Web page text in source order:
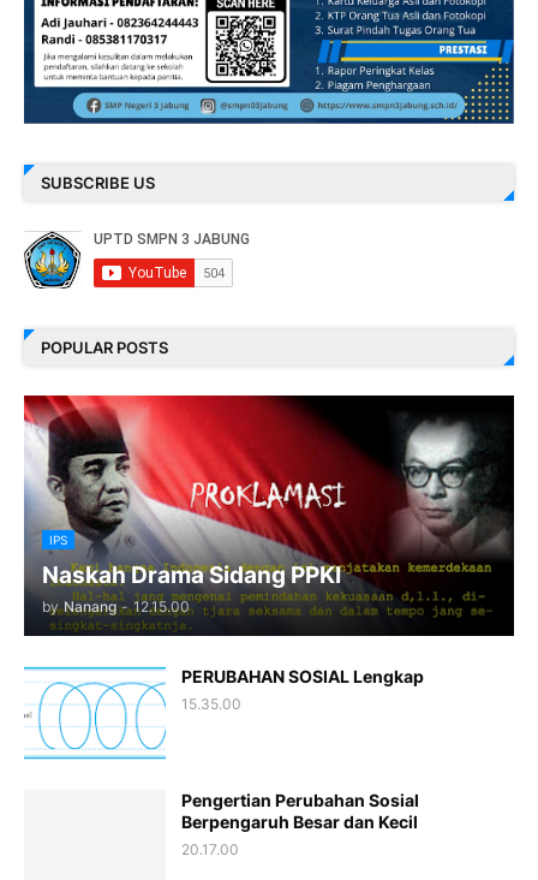
SUBSCRIBE US
POPULAR POSTS
IPS
Naskah Drama Sidang PPKI
by Nanang - 12.15.00
PERUBAHAN SOSIAL Lengkap
15.35.00
Pengertian Perubahan Sosial
Berpengaruh Besar dan Kecil
20.17.00